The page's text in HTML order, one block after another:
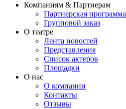
Компаниям & Партнерам
Партнерская программа
Групповой заказ
О театре
Лента новостей
Представления
Список актеров
Площадки
О нас
О компании
Контакты
Отзывы